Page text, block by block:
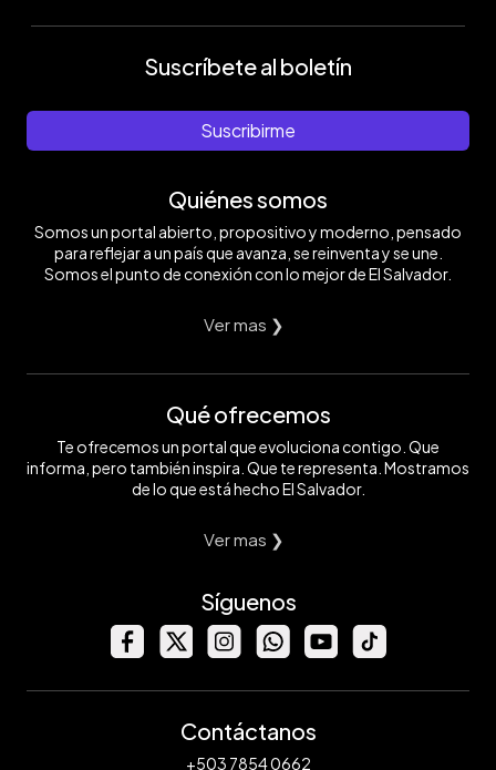
Suscríbete al boletín
Suscribirme
Quiénes somos
Somos un portal abierto, propositivo y moderno, pensado
para reflejar a un país que avanza, se reinventa y se une.
Somos el punto de conexión con lo mejor de El Salvador.
Ver mas ❯
Qué ofrecemos
Te ofrecemos un portal que evoluciona contigo. Que
informa, pero también inspira. Que te representa. Mostramos
de lo que está hecho El Salvador.
Ver mas ❯
Síguenos
Contáctanos
+503 7854 0662